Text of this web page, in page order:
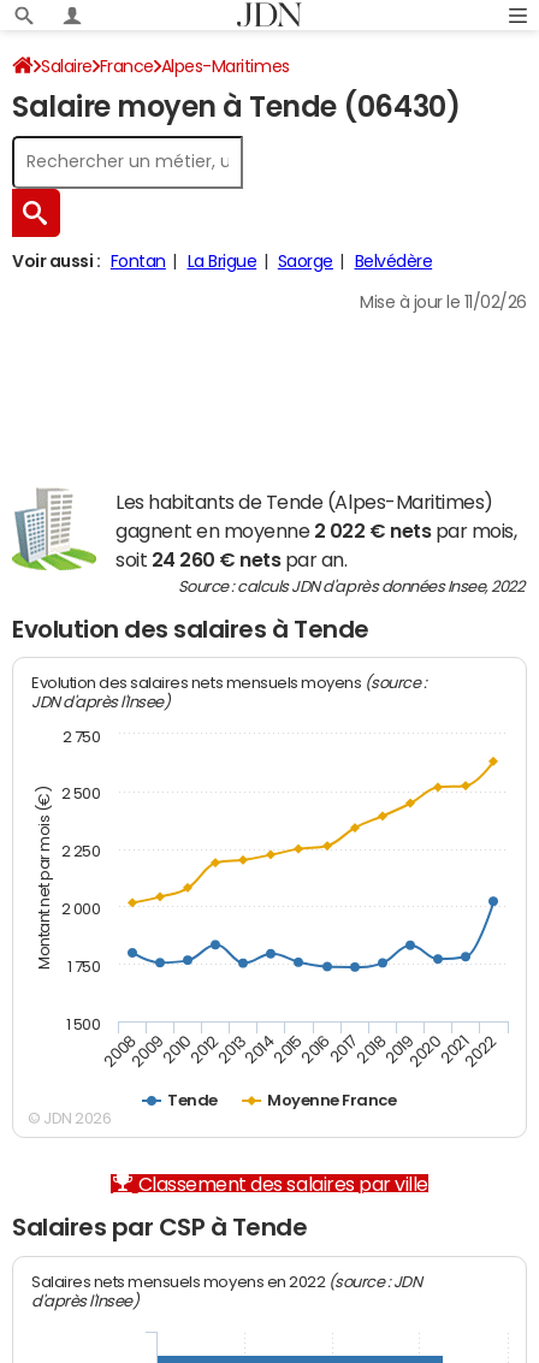
Salaire France Alpes-Maritimes
Salaire moyen à Tende (06430)
Voir aussi : Fontan La Brigue Saorge Belvédère
Mise à jour le 11/02/26
Les habitants de Tende (Alpes-Maritimes)
gagnent en moyenne 2 022 € netspar mois,
soit 24 260 € netspar an.
Source : calculs JDN d'après données Insee, 2022
Evolution des salaires à Tende
Montant net par mois (€)
Evolution des salaires nets mensuels moyens (source :
JDN d'après l'Insee)
Tende Moyenne France
20082009201020122013201420152016201720182019202020212022
1 500
1 750
2 000
2 250
2 500
2 750
© JDN 2026
Classement des salaires par ville
Salaires par CSP à Tende
Salaires nets mensuels moyens en 2022 (source : JDN
d'après l'Insee)